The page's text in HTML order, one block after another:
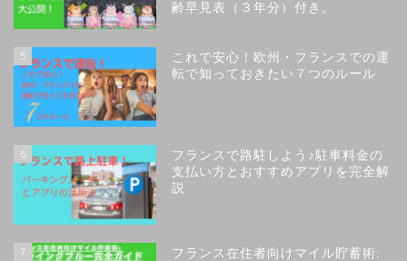
齢早見表（３年分）付き。
5
これで安心！欧州・フランスでの運
転で知っておきたい７つのルール
6
フランスで路駐しよう♪駐車料金の
支払い方とおすすめアプリを完全解
説
7
フランス在住者向けマイル貯蓄術: